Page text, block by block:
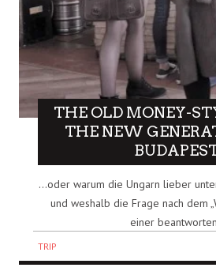
THE OLD MONEY-
THE NEW
…oder warum die Ungarn lieber
und weshalb die Frage nach dem
einer
TRIP